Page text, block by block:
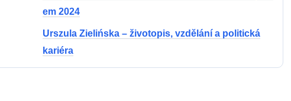
em 2024
Urszula Zielińska – životopis, vzdělání a politická
kariéra